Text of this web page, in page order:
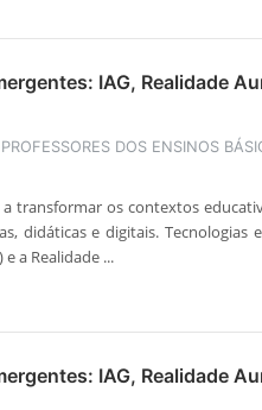
IAG, Realidade
PROFESSORES DOS ENSINOS
transformar os contextos
didáticas e digitais. Tecnologias
a Realidade ...
IAG, Realidade